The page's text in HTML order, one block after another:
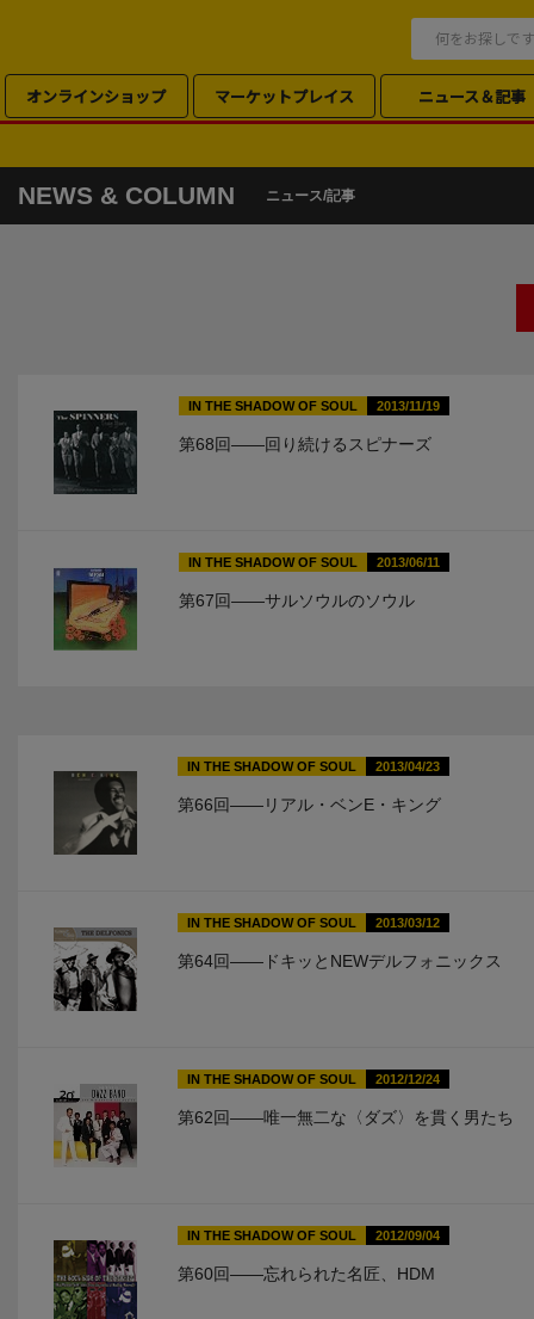
オンラインショップ マーケットプレイス ニュース＆記事
NEWS & COLUMN ニュース/記事
IN THE SHADOW OF SOUL 2013/11/19
第68回――回り続けるスピナーズ
IN THE SHADOW OF SOUL 2013/06/11
第67回――サルソウルのソウル
IN THE SHADOW OF SOUL 2013/04/23
第66回――リアル・ベンE・キング
IN THE SHADOW OF SOUL 2013/03/12
第64回――ドキッとNEWデルフォニックス
IN THE SHADOW OF SOUL 2012/12/24
第62回――唯一無二な〈ダズ〉を貫く男たち
IN THE SHADOW OF SOUL 2012/09/04
第60回――忘れられた名匠、HDM